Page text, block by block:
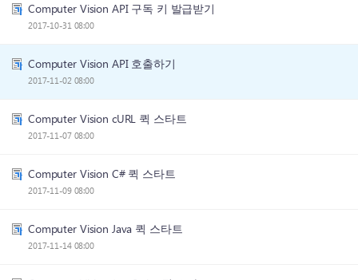
Computer Vision API 구독 키 발급받기
2017-10-31 08:00
Computer Vision API 호출하기
2017-11-02 08:00
Computer Vision cURL 퀵 스타트
2017-11-07 08:00
Computer Vision C# 퀵 스타트
2017-11-09 08:00
Computer Vision Java 퀵 스타트
2017-11-14 08:00